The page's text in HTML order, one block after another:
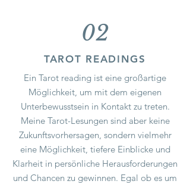
02
TAROT READINGS
Ein Tarot reading ist eine großartige
Möglichkeit, um mit dem eigenen
Unterbewusstsein in Kontakt zu treten.
Meine Tarot-Lesungen sind aber keine
Zukunftsvorhersagen, sondern vielmehr
eine Möglichkeit, tiefere Einblicke und
Klarheit in persönliche Herausforderungen
und Chancen zu gewinnen. Egal ob es um